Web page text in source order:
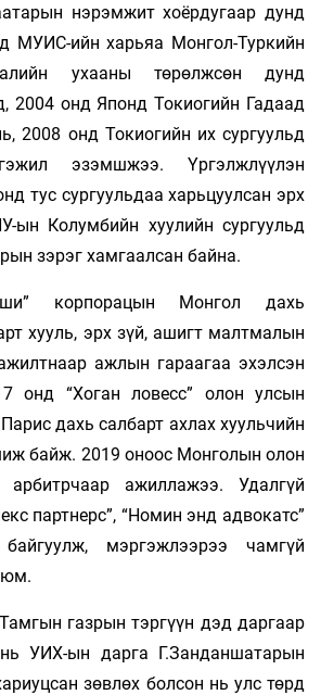
нэрэмжит хоёрдугаар дунд
МУИС-ийн харьяа Монгол-Туркийн
ухааны төрөлжсөн дунд
2004 онд Японд Токиогийн Гадаад
2008 онд Токиогийн их сургуульд
эзэмшжээ. Үргэлж­лүүлэн
тус сургуульдаа харьцуул­сан эрх
ын Колумбийн хуулийн сургуульд
зэрэг хамгаалсан байна.
корпорацын Монгол дахь
хууль, эрх зүй, ашигт малтмалын
ажлын гараагаа эхэлсэн
онд “Хоган ловесс” олон улсын
дахь сал­барт ахлах хуульчийн
байж. 2019 оноос Монголын олон
ажил­лажээ. Удалгүй
партнерс”, “Номин энд ад­вокатс”
мэргэжлээрээ чамгүй
юм.
газрын тэргүүн дэд даргаар
УИХ-ын дарга Г.Занданшатарын
зөвлөх болсон нь улс төрд